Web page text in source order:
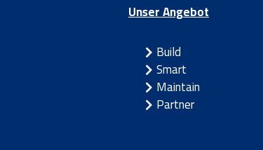
Unser Angebot
Build
Smart
Maintain
Partner